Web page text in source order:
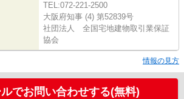
TEL:072-221-2500
大阪府知事 (4) 第52839号
社団法人 全国宅地建物取引業保証
協会
情報の見方
でお問い合わせする(無料)